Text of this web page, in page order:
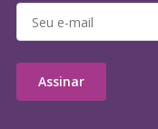
Assinar